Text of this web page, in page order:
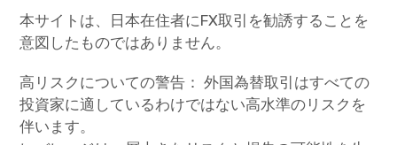
本サイトは、日本在住者にFX取引を勧誘することを
意図したものではありません。
高リスクについての警告： 外国為替取引はすべての
投資家に適しているわけではない高水準のリスクを
伴います。